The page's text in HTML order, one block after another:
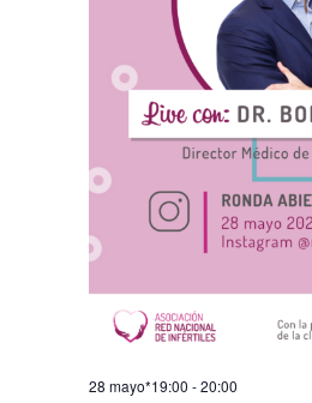
28 mayo*19:00 -20:00